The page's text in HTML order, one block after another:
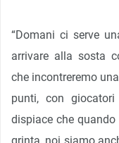
“Domani ci serve
arrivare alla sosta
che incontreremo
punti, con
dispiace che
grinta, noi siamo